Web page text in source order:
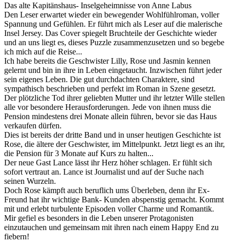
Das alte Kapitänshaus- Inselgeheimnisse von Anne Labus
Den Leser erwartet wieder ein bewegender Wohlfühlroman, voller
Spannung und Gefühlen. Er führt mich als Leser auf die malerische
Insel Jersey. Das Cover spiegelt Bruchteile der Geschichte wieder
und an uns liegt es, dieses Puzzle zusammenzusetzen und so begebe
ich mich auf die Reise...
Ich habe bereits die Geschwister Lilly, Rose und Jasmin kennen
gelernt und bin in ihre in Leben eingetaucht. Inzwischen führt jeder
sein eigenes Leben. Die gut durchdachten Charaktere, sind
sympathisch beschrieben und perfekt im Roman in Szene gesetzt.
Der plötzliche Tod ihrer geliebten Mutter und ihr letzter Wille stellen
alle vor besondere Herausforderungen. Jede von ihnen muss die
Pension mindestens drei Monate allein führen, bevor sie das Haus
verkaufen dürfen.
Dies ist bereits der dritte Band und in unser heutigen Geschichte ist
Rose, die ältere der Geschwister, im Mittelpunkt. Jetzt liegt es an ihr,
die Pension für 3 Monate auf Kurs zu halten...
Der neue Gast Lance lässt ihr Herz höher schlagen. Er fühlt sich
sofort vertraut an. Lance ist Journalist und auf der Suche nach
seinen Wurzeln.
Doch Rose kämpft auch beruflich ums Überleben, denn ihr Ex-
Freund hat ihr wichtige Bank- Kunden abspenstig gemacht. Kommt
mit und erlebt turbulente Episoden voller Charme und Romantik.
Mir gefiel es besonders in die Leben unserer Protagonisten
einzutauchen und gemeinsam mit ihren nach einem Happy End zu
fiebern!